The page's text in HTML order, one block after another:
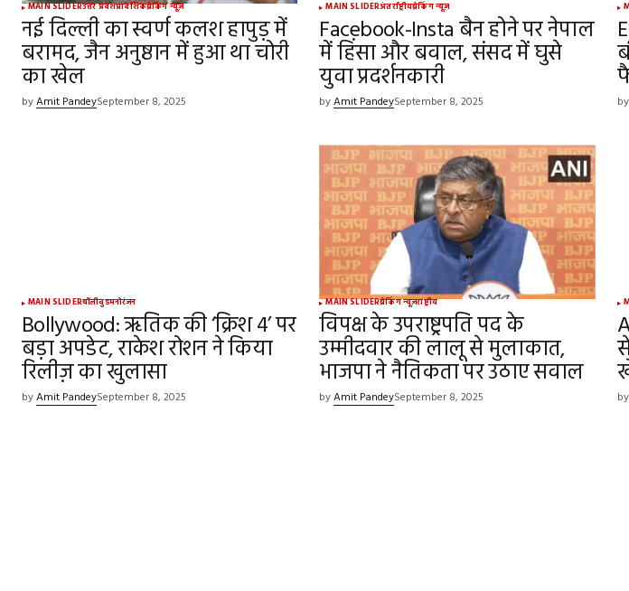
MAIN SLIDERउत्तर प्रदेशप्रादेशिकब्रेकिंग न्यूज़
नई दिल्ली का स्वर्ण कलश हापुड़ में
बरामद, जैन अनुष्ठान में हुआ था चोरी
का खेल
byAmit PandeySeptember 8, 2025
MAIN SLIDERअंतर्राष्ट्रीयब्रेकिंग न्यूज़
Facebook-Insta बैन होने पर नेपाल
में हिंसा और बवाल, संसद में घुसे
युवा प्रदर्शनकारी
byAmit PandeySeptember 8, 2025 by
MAIN SLIDERबॉलीवुडमनोरंजन
Bollywood: ऋतिक की ‘क्रिश 4’ पर
बड़ा अपडेट, राकेश रोशन ने किया
रिलीज़ का खुलासा
byAmit PandeySeptember 8, 2025
MAIN SLIDERब्रेकिंग न्यूज़राष्ट्रीय
विपक्ष के उपराष्ट्रपति पद के
उम्मीदवार की लालू से मुलाकात,
भाजपा ने नैतिकता पर उठाए सवाल
byAmit PandeySeptember 8, 2025 by